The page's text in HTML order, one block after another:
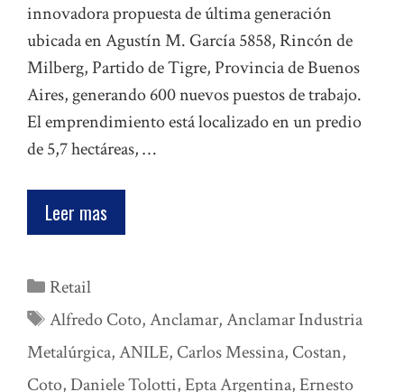
innovadora propuesta de última generación
ubicada en Agustín M. García 5858, Rincón de
Milberg, Partido de Tigre, Provincia de Buenos
Aires, generando 600 nuevos puestos de trabajo.
El emprendimiento está localizado en un predio
de 5,7 hectáreas, …
Leer mas
Categorías
Retail
Etiquetas
Alfredo Coto,Anclamar,Anclamar Industria
Metalúrgica,ANILE, Carlos Messina, Costan,
Coto,Daniele Tolotti,Epta Argentina,Ernesto